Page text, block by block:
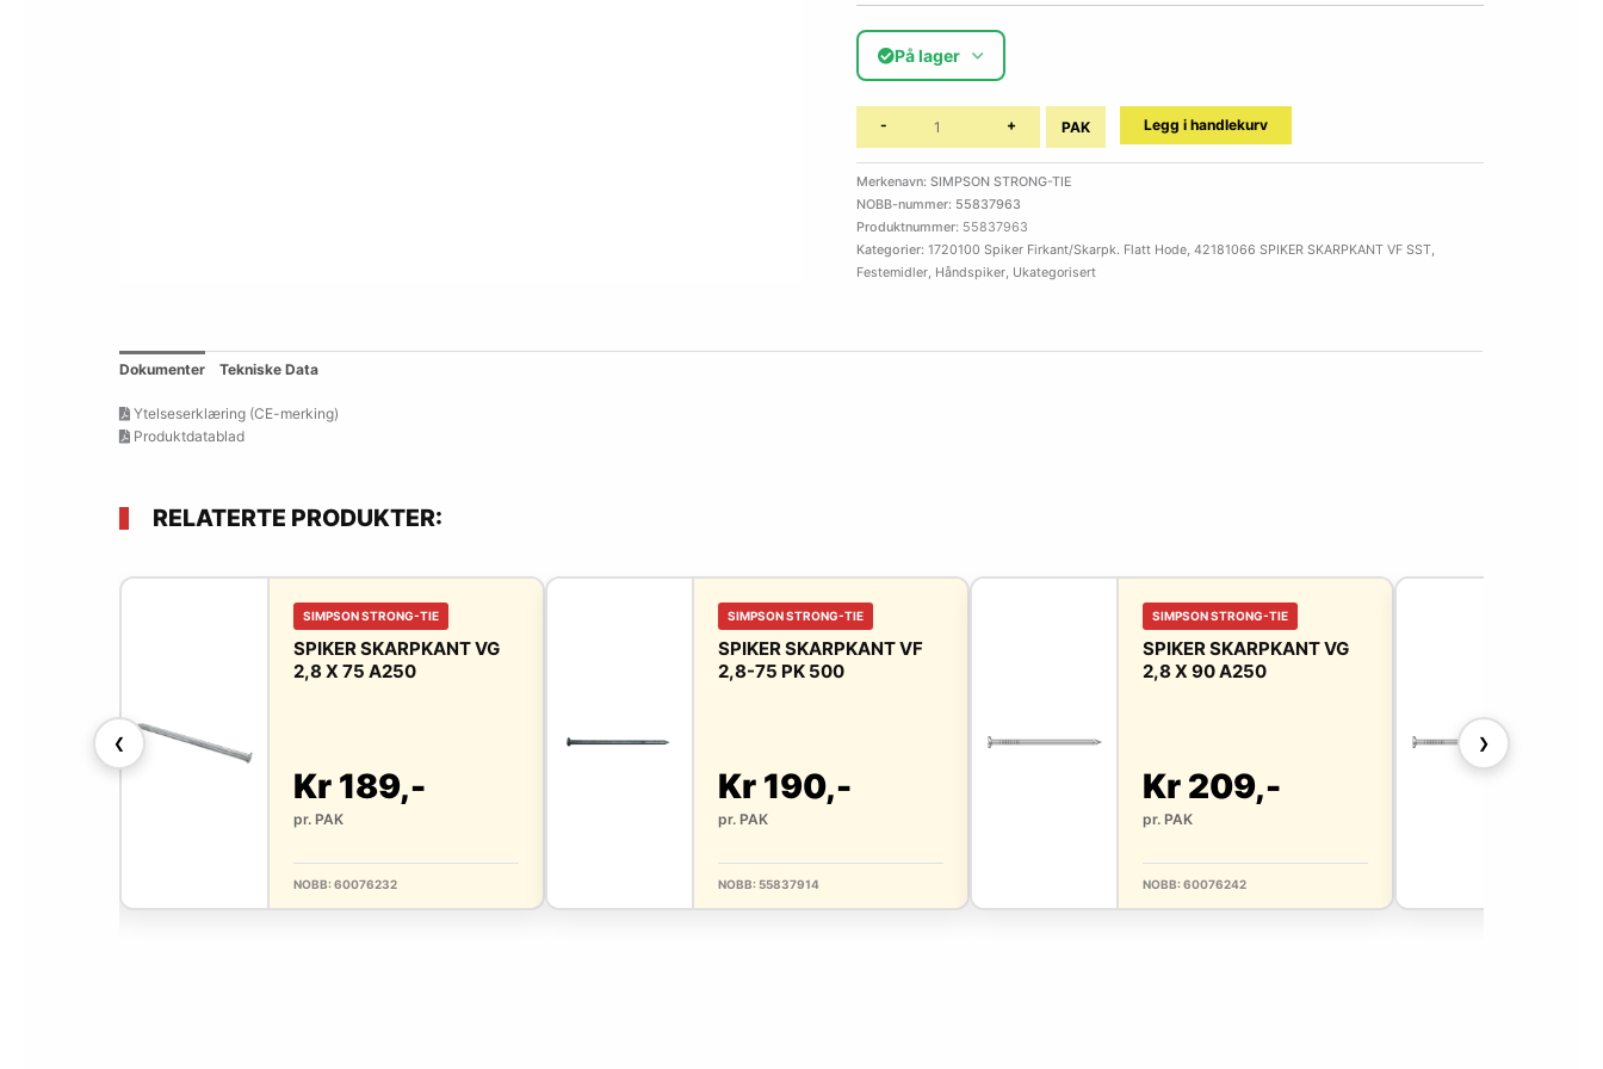
På lager
- + PAK Legg i handlekurv
Merkenavn: SIMPSON STRONG-TIE
NOBB-nummer: 55837963
Produktnummer: 55837963
Kategorier: 1720100 Spiker Firkant/Skarpk. Flatt Hode, 42181066 SPIKER SKARPKANT VF SST,
Festemidler, Håndspiker, Ukategorisert
Dokumenter Tekniske Data
Ytelseserklæring (CE-merking)
Produktdatablad
RELATERTE PRODUKTER:
❮
SIMPSON STRONG-TIE
SPIKER SKARPKANT VG
2,8 X 75 A250
Kr 189,-
pr. PAK
NOBB: 60076232
SIMPSON STRONG-TIE
SPIKER SKARPKANT VF
2,8-75 PK 500
Kr 190,-
pr. PAK
NOBB: 55837914
SIMPSON STRONG-TIE
SPIKER SKARPKANT VG
2,8 X 90 A250
Kr 209,-
pr. PAK
NOBB: 60076242
❯